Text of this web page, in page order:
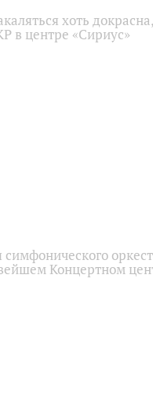
хоть
в центре «Сириус»
симфонического
Концертном